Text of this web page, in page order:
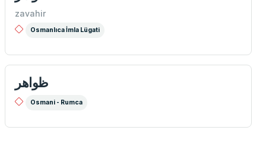
zavahir
Osmanlıca İmla Lügati
ظواهر
Osmani - Rumca